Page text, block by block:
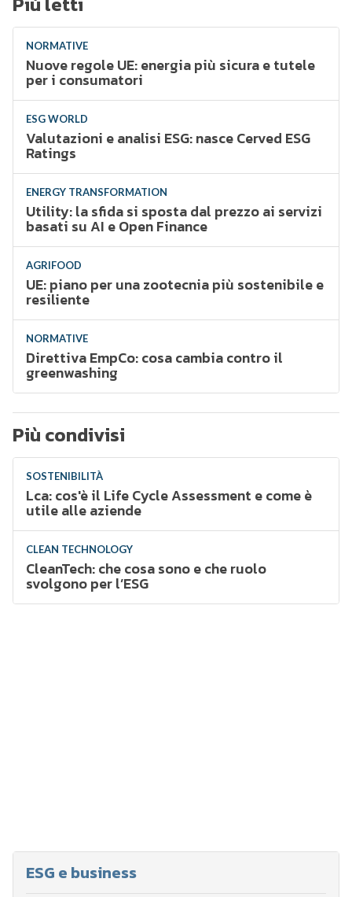
NORMATIVE
Nuove regole UE: energia più sicura e tutele
per i consumatori
ESG WORLD
Valutazioni e analisi ESG: nasce Cerved ESG
Ratings
ENERGY TRANSFORMATION
Utility: la sfida si sposta dal prezzo ai servizi
basati su AI e Open Finance
AGRIFOOD
UE: piano per una zootecnia più sostenibile e
resiliente
NORMATIVE
Direttiva EmpCo: cosa cambia contro il
greenwashing
Più condivisi
SOSTENIBILITÀ
Lca: cos'è il Life Cycle Assessment e come è
utile alle aziende
CLEAN TECHNOLOGY
CleanTech: che cosa sono e che ruolo
svolgono per l’ESG
ESG e business